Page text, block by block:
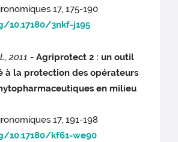
17, 175-190
10.17180/3nkf-j195
,2011 -Agriprotect 2 : un outil
à la protection des opérateurs
en milieu
17, 191-198
10.17180/kf61-we90